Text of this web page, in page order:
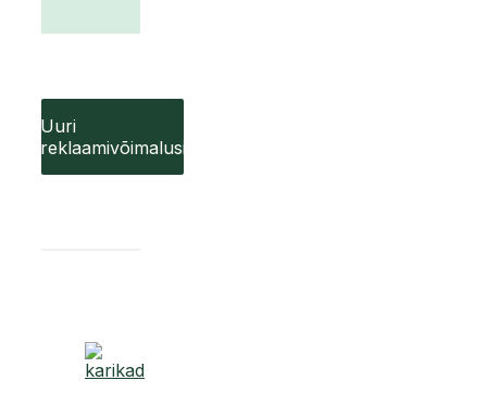
Uuri
reklaamivõimalusi